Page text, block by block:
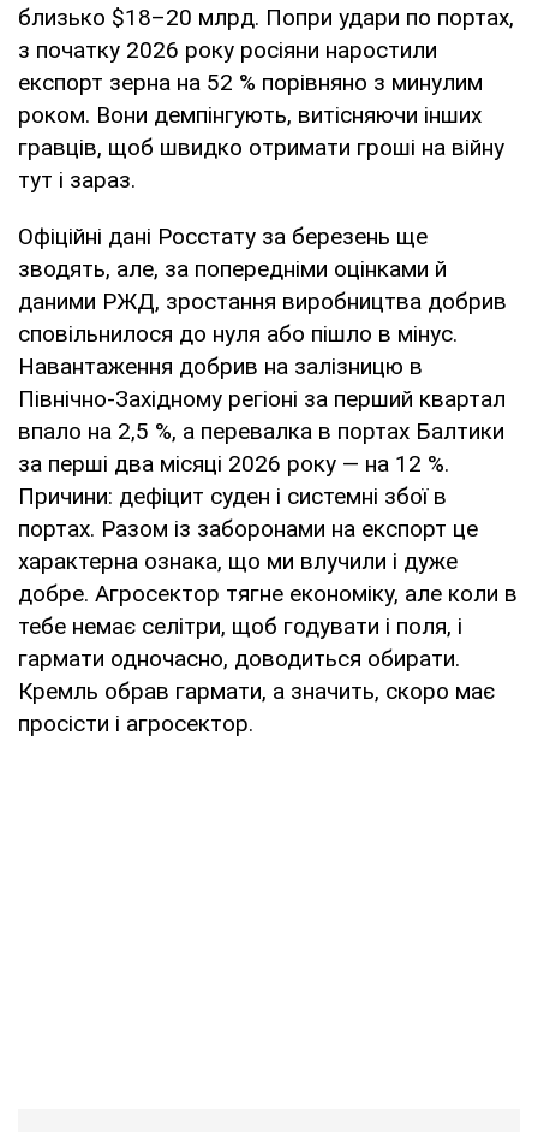
близько $18–20 млрд. Попри удари по портах,
з початку 2026 року росіяни наростили
експорт зерна на 52 % порівняно з минулим
роком. Вони демпінгують, витісняючи інших
гравців, щоб швидко отримати гроші на війну
тут і зараз.
Офіційні дані Росстату за березень ще
зводять, але, за попередніми оцінками й
даними РЖД, зростання виробництва добрив
сповільнилося до нуля або пішло в мінус.
Навантаження добрив на залізницю в
Північно-Західному регіоні за перший квартал
впало на 2,5 %, а перевалка в портах Балтики
за перші два місяці 2026 року — на 12 %.
Причини: дефіцит суден і системні збої в
портах. Разом із заборонами на експорт це
характерна ознака, що ми влучили і дуже
добре. Агросектор тягне економіку, але коли в
тебе немає селітри, щоб годувати і поля, і
гармати одночасно, доводиться обирати.
Кремль обрав гармати, а значить, скоро має
просісти і агросектор.